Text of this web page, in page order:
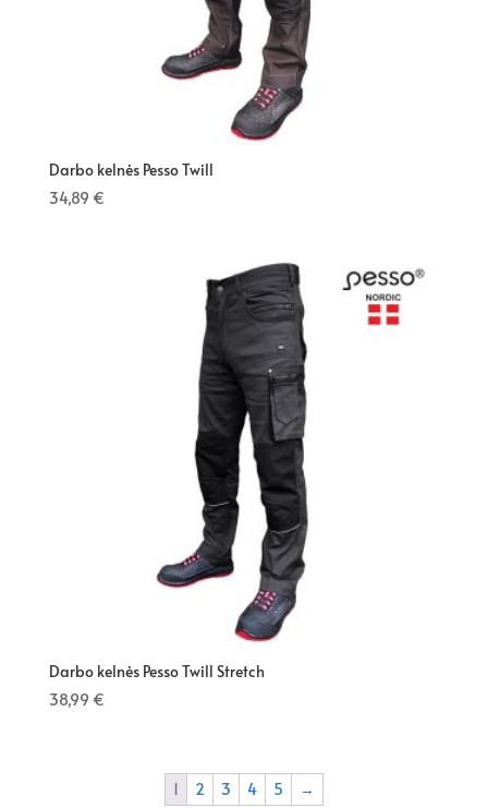
Darbo kelnės Pesso Twill
34,89 €
Darbo kelnės Pesso Twill Stretch
38,99 €
1 2 3 4 5 →